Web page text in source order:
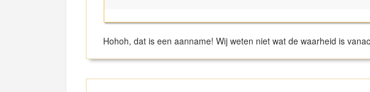
Hohoh, dat is een aanname! Wij weten niet wat de waarheid is